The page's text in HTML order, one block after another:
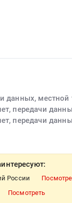
данных,
передачи
передачи
России
Посмотреть